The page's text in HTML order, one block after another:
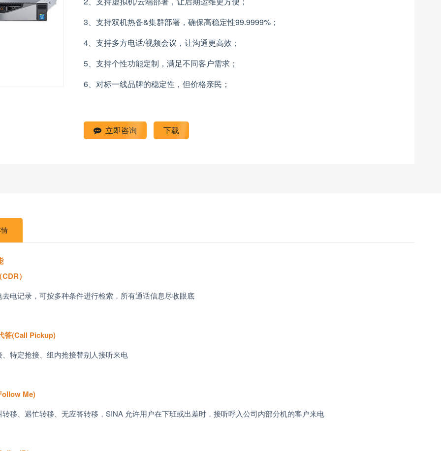
3、支持双机热备&集群部署，确保高稳定性99.9999%；
4、支持多方电话/视频会议，让沟通更高效；
5、支持个性功能定制，满足不同客户需求；
6、对标一线品牌的稳定性，但价格亲民；
立即咨询 下载
CDR）
去电记录，可按多种条件进行检索，所有通话信息尽收眼底
答(Call Pickup)
、特定抢接、组内抢接替别人接听来电
Me)
转移、遇忙转移、无应答转移，SINA 允许用户在下班或出差时，接听呼入公司内部分机的客户来电